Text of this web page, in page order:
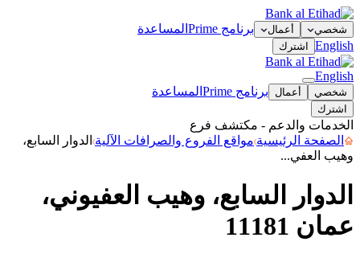
شخصي أعمال برنامج Prime
المساعدة
English
اشترك
English
شخصي أعمال برنامج Prime المساعدة
اشترك
الخدمات والدعم - مكتشف فرع
الصفحة الرئيسية مواقع الفروع والصرافات الآلية الدوار السابع،
وهيب العفي...
الدوار السابع، وهيب العفيوني،
عمان 11181